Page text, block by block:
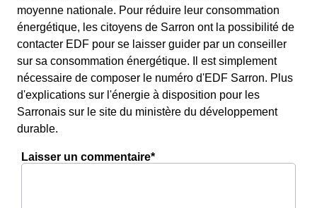
moyenne nationale. Pour réduire leur consommation
énergétique, les citoyens de Sarron ont la possibilité de
contacter EDF pour se laisser guider par un conseiller
sur sa consommation énergétique. Il est simplement
nécessaire de composer le numéro d'EDF Sarron. Plus
d'explications sur l'énergie à disposition pour les
Sarronais sur le site du ministère du développement
durable.
Laisser un commentaire*